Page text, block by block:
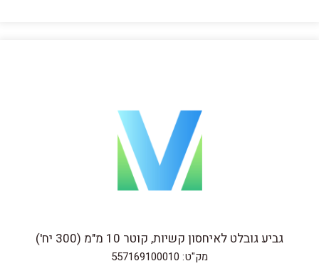
גביע גובלט לאיחסון קשיות, קוטר 10 מ"מ (300 יח')
מק"ט: 557169100010